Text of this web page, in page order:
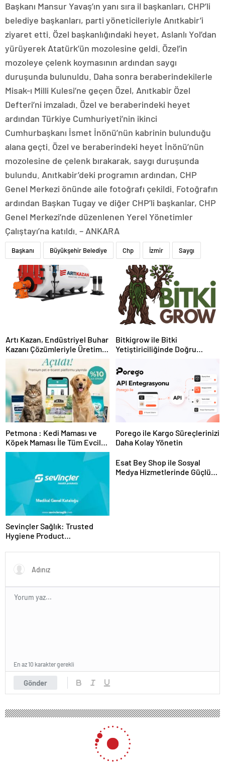
Başkanı Mansur Yavaş’ın yanı sıra il başkanları, CHP’li
belediye başkanları, parti yöneticileriyle Anıtkabir’i
ziyaret etti. Özel başkanlığındaki heyet, Aslanlı Yol’dan
yürüyerek Atatürk’ün mozolesine geldi. Özel’in
mozoleye çelenk koymasının ardından saygı
duruşunda bulunuldu. Daha sonra beraberindekilerle
Misak-ı Milli Kulesi’ne geçen Özel, Anıtkabir Özel
Defteri’ni imzaladı. Özel ve beraberindeki heyet
ardından Türkiye Cumhuriyeti’nin ikinci
Cumhurbaşkanı İsmet İnönü’nün kabrinin bulunduğu
alana geçti. Özel ve beraberindeki heyet İnönü’nün
mozolesine de çelenk bırakarak, saygı duruşunda
bulundu. Anıtkabir’deki programın ardından, CHP
Genel Merkezi önünde aile fotoğrafı çekildi. Fotoğrafın
ardından Başkan Tugay ve diğer CHP’li başkanlar, CHP
Genel Merkezi’nde düzenlenen Yerel Yönetimler
Çalıştayı’na katıldı. – ANKARA
Başkanı Büyükşehir Belediye Chp İzmir Saygı
Artı Kazan, Endüstriyel Buhar
Kazanı Çözümleriyle Üretim
Tesislerine Verimli Sistemler
Sunuyor
Bitkigrow ile Bitki
Yetiştiriciliğinde Doğru
Petmona : Kedi Maması ve
Köpek Maması İle Tüm Evcil
Hayvan Ürünleri
Porego ile Kargo Süreçlerinizi
Daha Kolay Yönetin
Sevinçler Sağlık: Trusted
Hygiene Product
Esat Bey Shop ile Sosyal
Medya Hizmetlerinde Güçlü
Gönder
En az 10 karakter gerekli